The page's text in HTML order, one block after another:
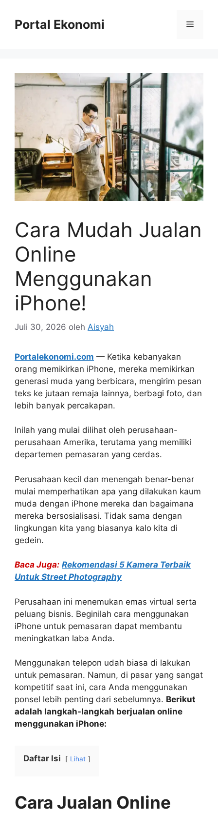
Portal Ekonomi Menu
Cara Mudah Jualan
Online
Menggunakan
iPhone!
Juli 30, 2026 oleh Aisyah
Portalekonomi.com — Ketika kebanyakan
orang memikirkan iPhone, mereka memikirkan
generasi muda yang berbicara, mengirim pesan
teks ke jutaan remaja lainnya, berbagi foto, dan
lebih banyak percakapan.
Inilah yang mulai dilihat oleh perusahaan-
perusahaan Amerika, terutama yang memiliki
departemen pemasaran yang cerdas.
Perusahaan kecil dan menengah benar-benar
mulai memperhatikan apa yang dilakukan kaum
muda dengan iPhone mereka dan bagaimana
mereka bersosialisasi. Tidak sama dengan
lingkungan kita yang biasanya kalo kita di
gedein.
Baca Juga: Rekomendasi 5 Kamera Terbaik
Untuk Street Photography
Perusahaan ini menemukan emas virtual serta
peluang bisnis. Beginilah cara menggunakan
iPhone untuk pemasaran dapat membantu
meningkatkan laba Anda.
Menggunakan telepon udah biasa di lakukan
untuk pemasaran. Namun, di pasar yang sangat
kompetitif saat ini, cara Anda menggunakan
ponsel lebih penting dari sebelumnya. Berikut
adalah langkah-langkah berjualan online
menggunakan iPhone:
Daftar Isi Lihat
Cara Jualan Online